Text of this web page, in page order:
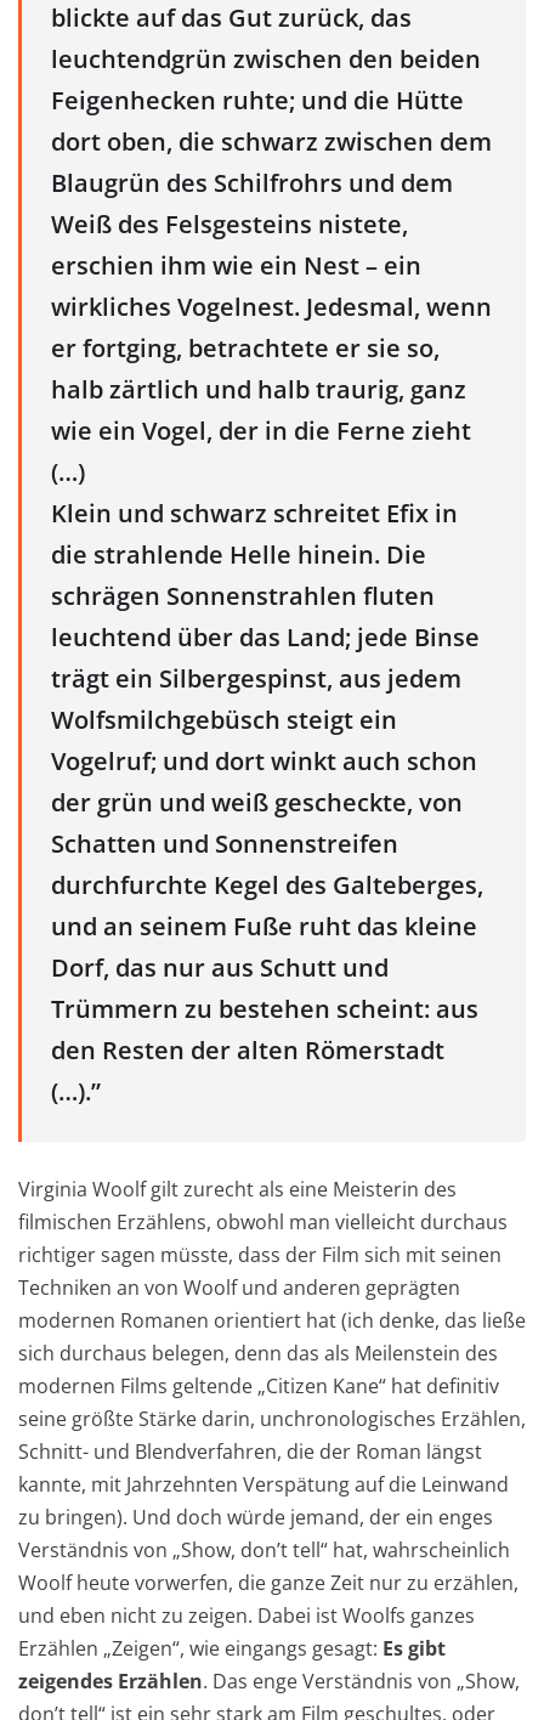
blickte auf das Gut zurück, das
leuchtendgrün zwischen den beiden
Feigenhecken ruhte; und die Hütte
dort oben, die schwarz zwischen dem
Blaugrün des Schilfrohrs und dem
Weiß des Felsgesteins nistete,
erschien ihm wie ein Nest – ein
wirkliches Vogelnest. Jedesmal, wenn
er fortging, betrachtete er sie so,
halb zärtlich und halb traurig, ganz
wie ein Vogel, der in die Ferne zieht
(…)
Klein und schwarz schreitet Efix in
die strahlende Helle hinein. Die
schrägen Sonnenstrahlen fluten
leuchtend über das Land; jede Binse
trägt ein Silbergespinst, aus jedem
Wolfsmilchgebüsch steigt ein
Vogelruf; und dort winkt auch schon
der grün und weiß gescheckte, von
Schatten und Sonnenstreifen
durchfurchte Kegel des Galteberges,
und an seinem Fuße ruht das kleine
Dorf, das nur aus Schutt und
Trümmern zu bestehen scheint: aus
den Resten der alten Römerstadt
(…).”
Virginia Woolf gilt zurecht als eine Meisterin des
filmischen Erzählens, obwohl man vielleicht durchaus
richtiger sagen müsste, dass der Film sich mit seinen
Techniken an von Woolf und anderen geprägten
modernen Romanen orientiert hat (ich denke, das ließe
sich durchaus belegen, denn das als Meilenstein des
modernen Films geltende „Citizen Kane“ hat definitiv
seine größte Stärke darin, unchronologisches Erzählen,
Schnitt- und Blendverfahren, die der Roman längst
kannte, mit Jahrzehnten Verspätung auf die Leinwand
zu bringen). Und doch würde jemand, der ein enges
Verständnis von „Show, don’t tell“ hat, wahrscheinlich
Woolf heute vorwerfen, die ganze Zeit nur zu erzählen,
und eben nicht zu zeigen. Dabei ist Woolfs ganzes
Erzählen „Zeigen“, wie eingangs gesagt: Es gibt
zeigendes Erzählen. Das enge Verständnis von „Show,
don’t tell“ ist ein sehr stark am Film geschultes, oder